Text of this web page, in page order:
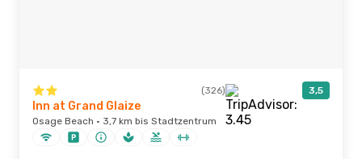
(326) 3,5
Inn at Grand Glaize
Osage Beach · 3,7 km bis Stadtzentrum